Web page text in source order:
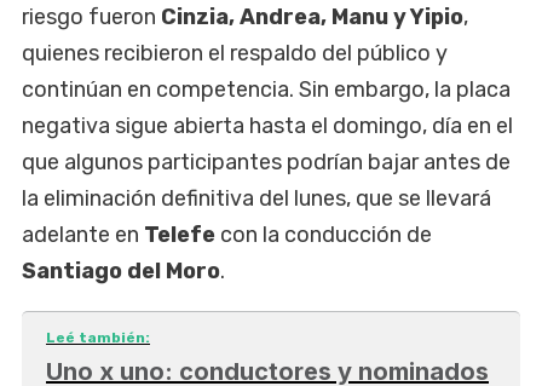
riesgo fueron Cinzia, Andrea, Manu y Yipio,
quienes recibieron el respaldo del público y
continúan en competencia. Sin embargo, la placa
negativa sigue abierta hasta el domingo, día en el
que algunos participantes podrían bajar antes de
la eliminación definitiva del lunes, que se llevará
adelante en Telefe con la conducción de
Santiago del Moro.
Leé también:
Uno x uno: conductores y nominados